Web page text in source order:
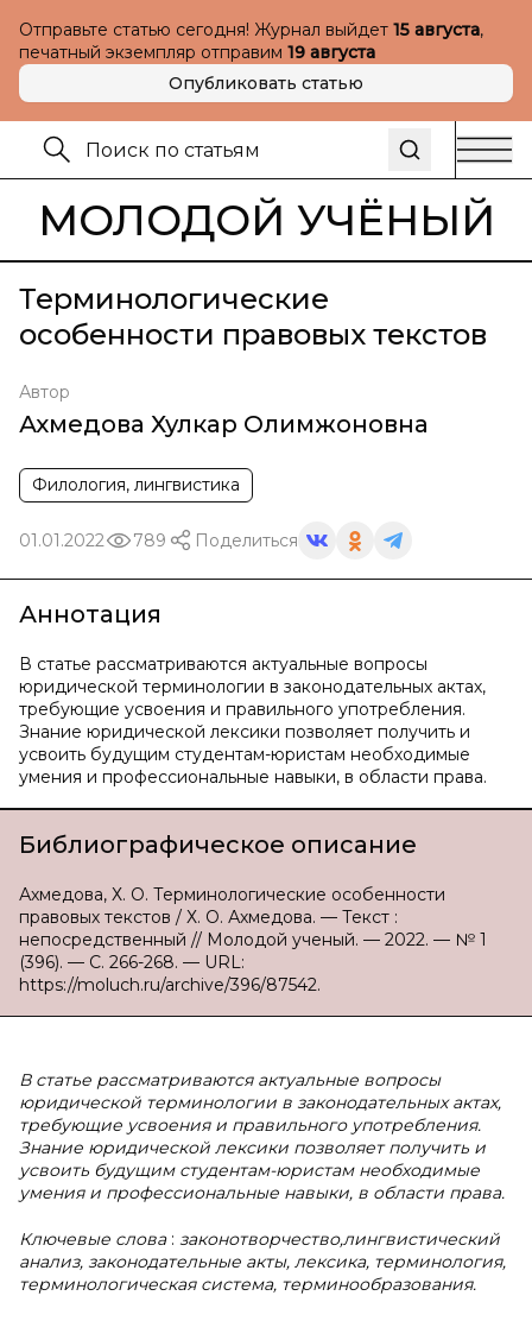
Отправьте статью сегодня! Журнал выйдет 15 августа,
печатный экземпляр отправим 19 августа
Опубликовать статью
МОЛОДОЙ УЧЁНЫЙ
Терминологические
особенности правовых текстов
Автор
Ахмедова Хулкар Олимжоновна
Филология, лингвистика
01.01.2022 789 Поделиться
Аннотация
В статье рассматриваются актуальные вопросы
юридической терминологии в законодательных актах,
требующие усвоения и правильного употребления.
Знание юридической лексики позволяет получить и
усвоить будущим студентам-юристам необходимые
умения и профессиональные навыки, в области права.
Библиографическое описание
Ахмедова, Х. О. Терминологические особенности
правовых текстов / Х. О. Ахмедова. — Текст :
непосредственный // Молодой ученый. — 2022. — № 1
(396). — С. 266-268. — URL:
https://moluch.ru/archive/396/87542.
В статье рассматриваются актуальные вопросы
юридической терминологии в законодательных актах,
требующие усвоения и правильного употребления.
Знание юридической лексики позволяет получить и
усвоить будущим студентам-юристам необходимые
умения и профессиональные навыки, в области права.
Ключевые слова : законотворчество,лингвистический
анализ, законодательные акты, лексика, терминология,
терминологическая система, терминообразования.